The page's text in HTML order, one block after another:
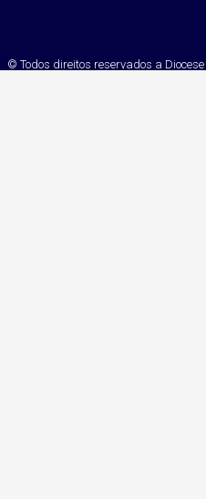
© Todos direitos reservados a